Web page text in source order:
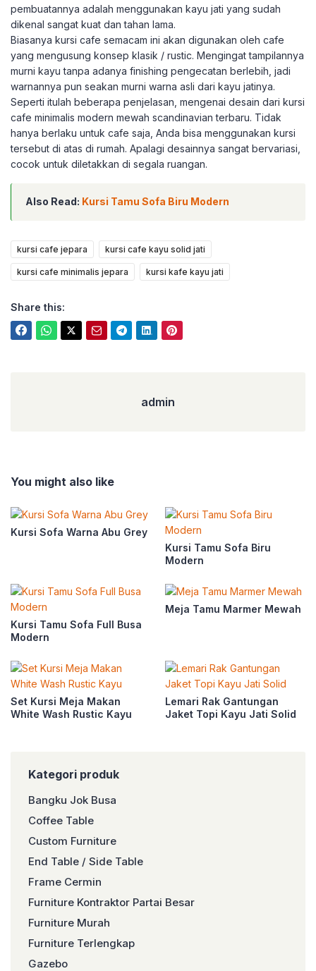
pembuatannya adalah menggunakan kayu jati yang sudah
dikenal sangat kuat dan tahan lama.
Biasanya kursi cafe semacam ini akan digunakan oleh cafe
yang mengusung konsep klasik / rustic. Mengingat tampilannya
murni kayu tanpa adanya finishing pengecatan berlebih, jadi
warnannya pun seakan murni warna asli dari kayu jatinya.
Seperti itulah beberapa penjelasan, mengenai desain dari kursi
cafe minimalis modern mewah scandinavian terbaru. Tidak
hanya berlaku untuk cafe saja, Anda bisa menggunakan kursi
tersebut di atas di rumah. Apalagi desainnya sangat bervariasi,
cocok untuk diletakkan di segala ruangan.
Also Read: Kursi Tamu Sofa Biru Modern
kursi cafe jepara kursi cafe kayu solid jati
kursi cafe minimalis jepara kursi kafe kayu jati
Share this:
admin
You might also like
Kursi Sofa Warna Abu Grey
Kursi Tamu Sofa Biru
Modern
Kursi Tamu Sofa Full Busa
Modern
Meja Tamu Marmer Mewah
Set Kursi Meja Makan
White Wash Rustic Kayu
Lemari Rak Gantungan
Jaket Topi Kayu Jati Solid
Kategori produk
Bangku Jok Busa
Coffee Table
Custom Furniture
End Table / Side Table
Frame Cermin
Furniture Kontraktor Partai Besar
Furniture Murah
Furniture Terlengkap
Gazebo